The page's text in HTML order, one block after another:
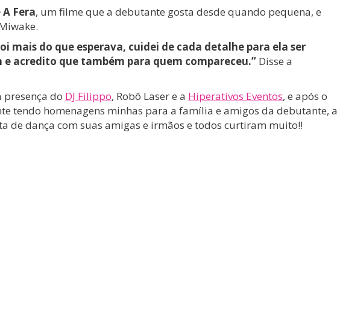
Fera, um filme que a debutante gosta desde quando pequena, e
mais do que esperava, cuidei de cada detalhe para ela ser
acredito que também para quem compareceu.” Disse a
do DJ Filippo, Robô Laser e a Hiperativos Eventos, e após o
tendo homenagens minhas para a família e amigos da debutante, a
de dança com suas amigas e irmãos e todos curtiram muito!!